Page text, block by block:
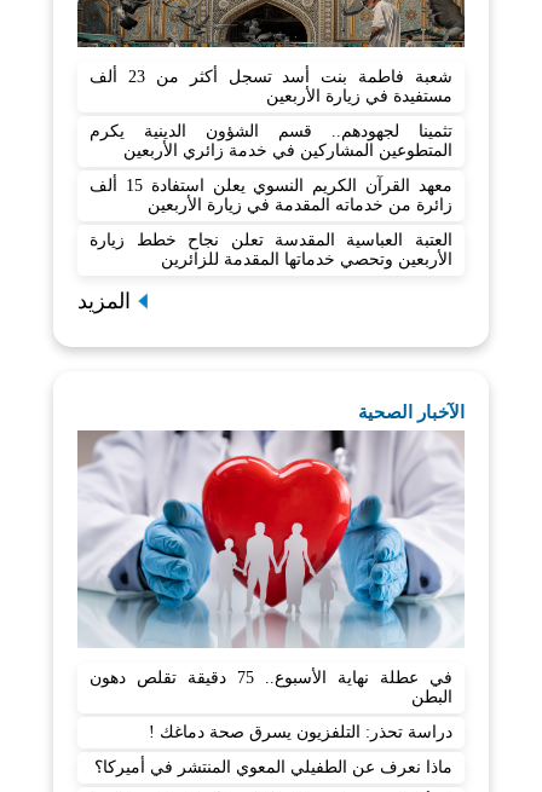
شعبة فاطمة بنت أسد تسجل أكثر من 23 ألف
مستفيدة في زيارة الأربعين
تثمينا لجهودهم.. قسم الشؤون الدينية يكرم
المتطوعين المشاركين في خدمة زائري الأربعين
معهد القرآن الكريم النسوي يعلن استفادة 15 ألف
زائرة من خدماته المقدمة في زيارة الأربعين
العتبة العباسية المقدسة تعلن نجاح خطط زيارة
الأربعين وتحصي خدماتها المقدمة للزائرين
المزيد
الآخبار الصحية
في عطلة نهاية الأسبوع.. 75 دقيقة تقلص دهون
البطن
دراسة تحذر: التلفزيون يسرق صحة دماغك !
ماذا نعرف عن الطفيلي المعوي المنتشر في أميركا؟